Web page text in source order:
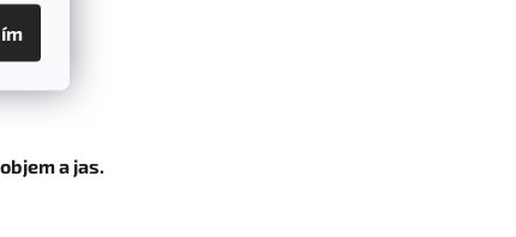
a jas.